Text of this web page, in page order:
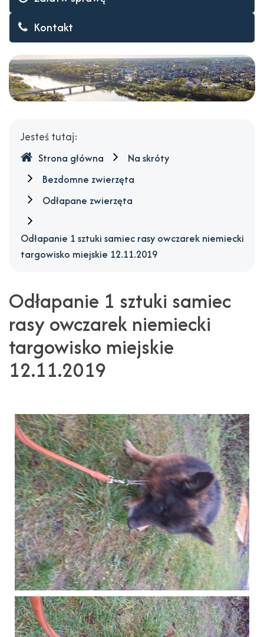
Wyszków
Kontakt
Gdzie
jesteśmy
Jesteś tutaj:
Strona główna
Na skróty
Bezdomne zwierzęta
Odłapane zwierzęta
Odłapanie 1 sztuki samiec rasy owczarek niemiecki
targowisko miejskie 12.11.2019
Odłapanie 1 sztuki samiec
rasy owczarek niemiecki
targowisko miejskie
12.11.2019